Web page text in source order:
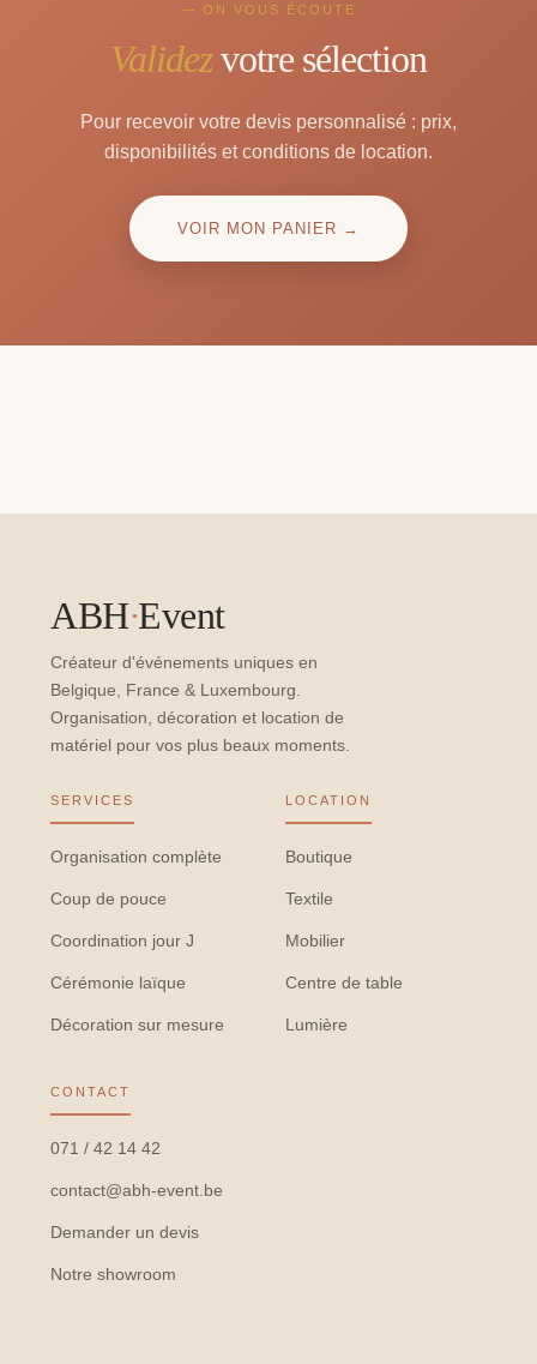
— ON VOUS ÉCOUTE
Validezvotre sélection
Pour recevoir votre devis personnalisé : prix,
disponibilités et conditions de location.
VOIR MON PANIER →
ABH·Event
Créateur d'événements uniques en
Belgique, France & Luxembourg.
Organisation, décoration et location de
matériel pour vos plus beaux moments.
SERVICES
Organisation complète
Coup de pouce
Coordination jour J
Cérémonie laïque
Décoration sur mesure
LOCATION
Boutique
Textile
Mobilier
Centre de table
Lumière
CONTACT
071 / 42 14 42
contact@abh-event.be
Demander un devis
Notre showroom